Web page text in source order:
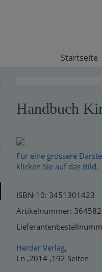
Startseite
Handbuch
Für eine grössere
klicken Sie auf das Bild.
ISBN-10: 3451301423
Artikelnummer: 364582
Herder Verlag,
Ln ,2014 ,192 Seiten